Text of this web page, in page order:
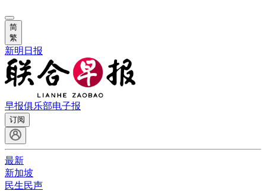
简
繁
新明日报
早报俱乐部电子报
订阅
最新
新加坡
民生民声